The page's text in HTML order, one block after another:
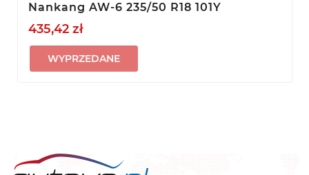
Nankang AW-6 235/50 R18 101Y
435,42 zł
WYPRZEDANE